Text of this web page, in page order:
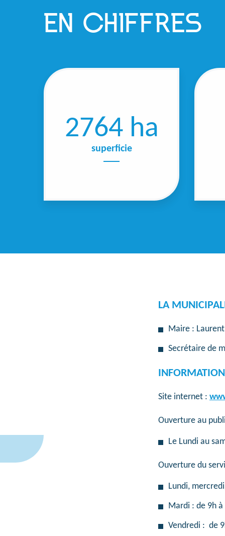
EN CHIFFRES
2764 ha
superficie
LA
Maire : Laurent
Secrétaire de
Site internet :
Ouverture au
Le Lundi au
Ouverture du
Lundi,
Mardi : de 9h
Vendredi : de